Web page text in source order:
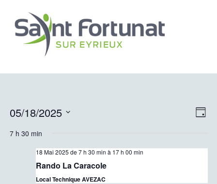
Jour
05/18/2025
une
7 h 30 min
18 Mai 2025 de 7 h 30 min à 17 h 00 min
Rando La Caracole
Local Technique AVEZAC